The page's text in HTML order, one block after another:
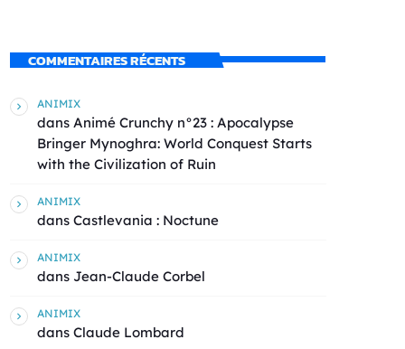
COMMENTAIRES RÉCENTS
ANIMIX
dans Animé Crunchy n°23 : Apocalypse
Bringer Mynoghra: World Conquest Starts
with the Civilization of Ruin
ANIMIX
dans Castlevania : Noctune
ANIMIX
dans Jean-Claude Corbel
ANIMIX
dans Claude Lombard